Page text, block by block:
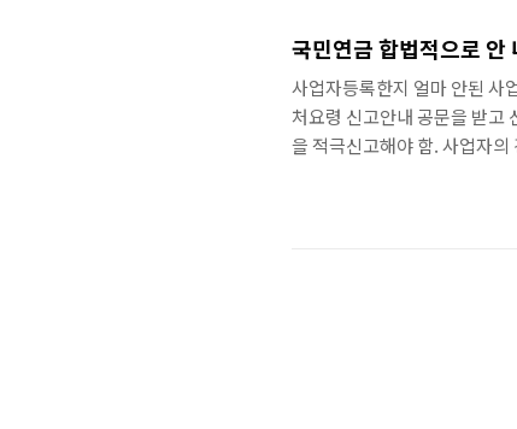
국민연금 합법적으로
사업자등록한지 얼마 안된 사
처요령 신고안내 공문을 받고
을 적극신고해야 함. 사업자